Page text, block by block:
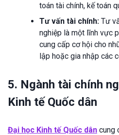
toán tài chính, kế toán
Tư vấn tài chính: Tư
nghiệp là một lĩnh vực
cung cấp cơ hội cho
lập hoặc gia nhập các
5. Ngành tài chính
Kinh tế Quốc dân
Đại học Kinh tế Quốc dân cung